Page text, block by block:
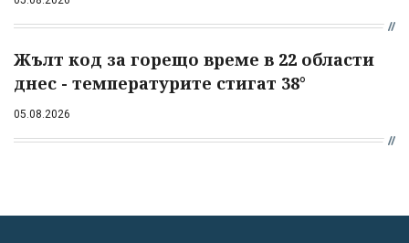
Жълт код за горещо време в 22 области
днес - температурите стигат 38°
05.08.2026